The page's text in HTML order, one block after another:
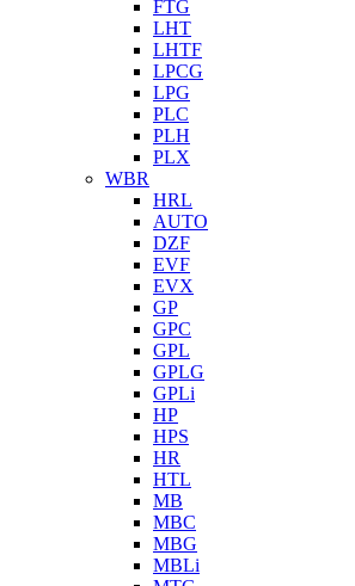
FTG
LHT
LHTF
LPCG
LPG
PLC
PLH
PLX
WBR
HRL
AUTO
DZF
EVF
EVX
GP
GPC
GPL
GPLG
GPLi
HP
HPS
HR
HTL
MB
MBC
MBG
MBLi